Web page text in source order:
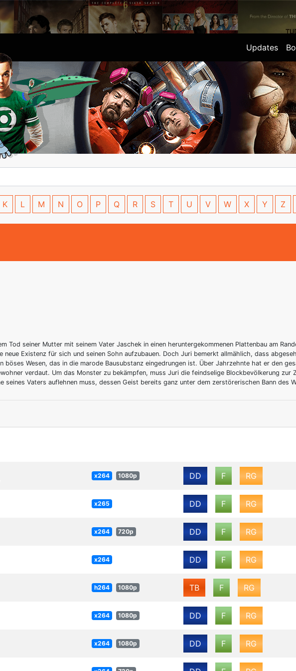
Updates
K L M N O P Q R S T U V W X Y Z
Tod seiner Mutter mit seinem Vater Jaschek in einen heruntergekommenen Plattenbau am
neue Existenz für sich und seinen Sohn aufzubauen. Doch Juri bemerkt allmählich, dass
böses Wesen, das in die marode Bausubstanz eingedrungen ist. Über Jahrzehnte hat er den
verdaut. Um das Monster zu bekämpfen, muss Juri die feindselige Blockbevölkerung zur
seines Vaters auflehnen muss, dessen Geist bereits ganz unter dem zerstörerischen Bann des
x264 1080p DD F RG
x265 DD F RG
x264 720p DD F RG
x264 DD F RG
h264 1080p TB F RG
x264 1080p DD F RG
x264 1080p DD F RG